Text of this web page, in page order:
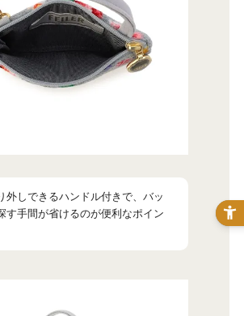
外しできるハンドル付きで、バッ
す手間が省けるのが便利なポイン